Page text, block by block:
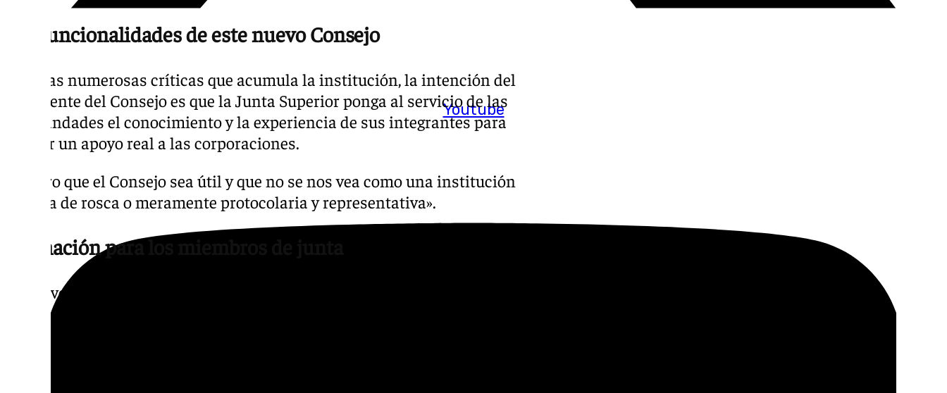
Youtube
Las funcionalidades de este nuevo Consejo
Ante las numerosas críticas que acumula la institución, la intención del
presidente del Consejo es que la Junta Superior ponga al servicio de las
hermandades el conocimiento y la experiencia de sus integrantes para
ofrecer un apoyo real a las corporaciones.
«Quiero que el Consejo sea útil y que no se nos vea como una institución
pasada de rosca o meramente protocolaria y representativa».
Formación para los miembros de junta
El nuevo presidente anunció que recuperará los cursos especializados
que el Consejo organizó hace décadas para miembros de juntas de